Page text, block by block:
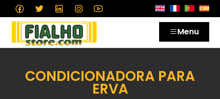
Menu
CONDICIONADORA PARA
ERVA